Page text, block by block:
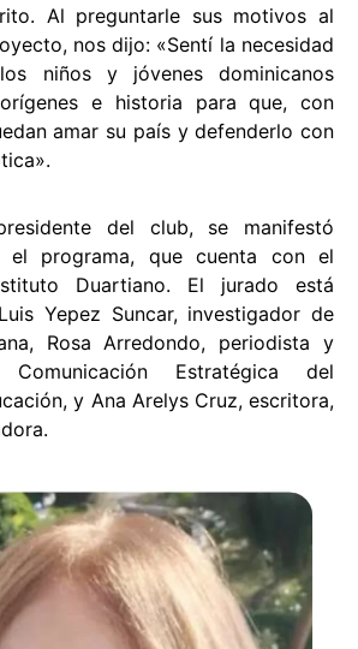
Al preguntarle sus motivos al
nos dijo: «Sentí la necesidad
niños y jóvenes dominicanos
e historia para que, con
amar su país y defenderlo con
del club, se manifestó
el programa, que cuenta con el
Duartiano. El jurado está
Yepez Suncar, investigador de
Rosa Arredondo, periodista y
Estratégica del
y Ana Arelys Cruz, escritora,